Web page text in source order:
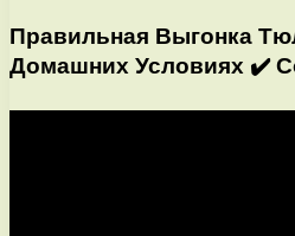
Правильная Выгонка
Домашних Условиях ✔️